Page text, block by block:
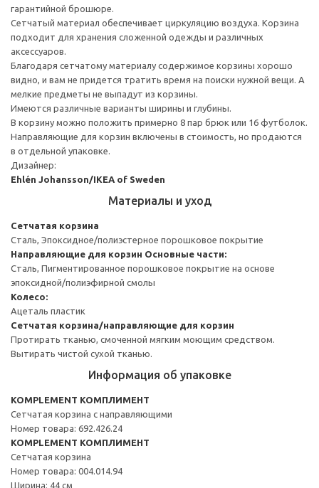
гарантийной брошюре.
Сетчатый материал обеспечивает циркуляцию воздуха. Корзина
подходит для хранения сложенной одежды и различных
аксессуаров.
Благодаря сетчатому материалу содержимое корзины хорошо
видно, и вам не придется тратить время на поиски нужной вещи. А
мелкие предметы не выпадут из корзины.
Имеются различные варианты ширины и глубины.
В корзину можно положить примерно 8 пар брюк или 16 футболок.
Направляющие для корзин включены в стоимость, но продаются
в отдельной упаковке.
Дизайнер:
Ehlén Johansson/IKEA of Sweden
Материалы и уход
Сетчатая корзина
Сталь, Эпоксидное/полиэстерное порошковое покрытие
Направляющие для корзин Основные части:
Сталь, Пигментированное порошковое покрытие на основе
эпоксидной/полиэфирной смолы
Колесо:
Ацеталь пластик
Сетчатая корзина/направляющие для корзин
Протирать тканью, смоченной мягким моющим средством.
Вытирать чистой сухой тканью.
Информация об упаковке
KOMPLEMENT КОМПЛИМЕНТ
Сетчатая корзина с направляющими
Номер товара: 692.426.24
KOMPLEMENT КОМПЛИМЕНТ
Сетчатая корзина
Номер товара: 004.014.94
Ширина: 44 см